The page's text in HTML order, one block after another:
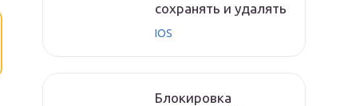
сохранять и удалять
IOS
Блокировка